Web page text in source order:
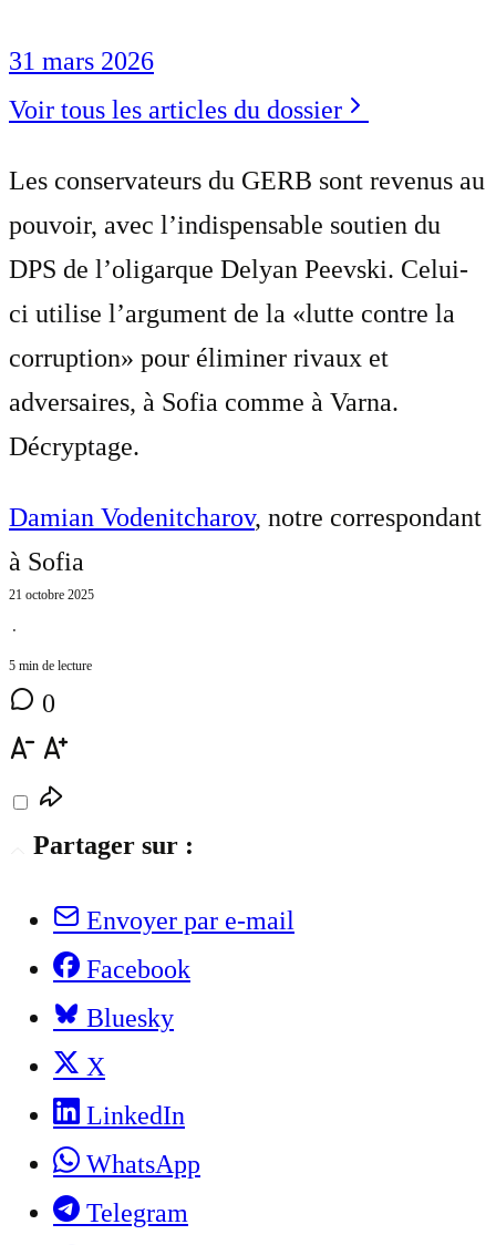
31 mars 2026
Voir tous les articles du dossier
Les conservateurs du GERB sont revenus au
pouvoir, avec l’indispensable soutien du
DPS de l’oligarque Delyan Peevski. Celui-
ci utilise l’argument de la «lutte contre la
corruption» pour éliminer rivaux et
adversaires, à Sofia comme à Varna.
Décryptage.
Damian Vodenitcharov, notre correspondant
à Sofia
21 octobre 2025
⋅
5 min de lecture
0
Partager sur :
Envoyer par e-mail
Facebook
Bluesky
X
LinkedIn
WhatsApp
Telegram